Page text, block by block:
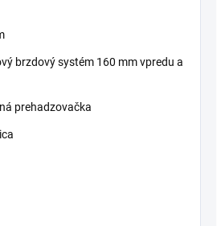
brzdový systém 160 mm vpredu a
prehadzovačka